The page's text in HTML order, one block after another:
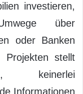
investieren,
über
oder Banken
stellt
keinerlei
Informationen